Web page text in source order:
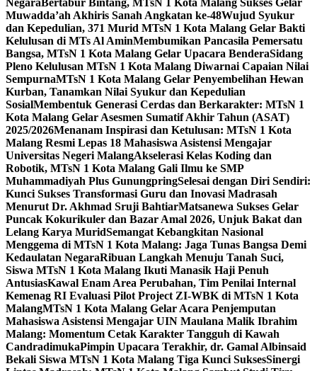
Negara Bertabur Bintang, MTsN 1 Kota Malang Sukses Gelar
Muwadda’ah Akhiris Sanah Angkatan ke-48Wujud Syukur
dan Kepedulian, 371 Murid MTsN 1 Kota Malang Gelar Bakti
Kelulusan di MTs Al AminMembumikan Pancasila Pemersatu
Bangsa, MTsN 1 Kota Malang Gelar Upacara BenderaSidang
Pleno Kelulusan MTsN 1 Kota Malang Diwarnai Capaian Nilai
SempurnaMTsN 1 Kota Malang Gelar Penyembelihan Hewan
Kurban, Tanamkan Nilai Syukur dan Kepedulian
SosialMembentuk Generasi Cerdas dan Berkarakter: MTsN 1
Kota Malang Gelar Asesmen Sumatif Akhir Tahun (ASAT)
2025/2026Menanam Inspirasi dan Ketulusan: MTsN 1 Kota
Malang Resmi Lepas 18 Mahasiswa Asistensi Mengajar
Universitas Negeri MalangAkselerasi Kelas Koding dan
Robotik, MTsN 1 Kota Malang Gali Ilmu ke SMP
Muhammadiyah Plus GunungpringSelesai dengan Diri Sendiri:
Kunci Sukses Transformasi Guru dan Inovasi Madrasah
Menurut Dr. Akhmad Sruji BahtiarMatsanewa Sukses Gelar
Puncak Kokurikuler dan Bazar Amal 2026, Unjuk Bakat dan
Lelang Karya MuridSemangat Kebangkitan Nasional
Menggema di MTsN 1 Kota Malang: Jaga Tunas Bangsa Demi
Kedaulatan NegaraRibuan Langkah Menuju Tanah Suci,
Siswa MTsN 1 Kota Malang Ikuti Manasik Haji Penuh
AntusiasKawal Enam Area Perubahan, Tim Penilai Internal
Kemenag RI Evaluasi Pilot Project ZI-WBK di MTsN 1 Kota
MalangMTsN 1 Kota Malang Gelar Acara Penjemputan
Mahasiswa Asistensi Mengajar UIN Maulana Malik Ibrahim
Malang: Momentum Cetak Karakter Tangguh di Kawah
CandradimukaPimpin Upacara Terakhir, dr. Gamal Albinsaid
Bekali Siswa MTsN 1 Kota Malang Tiga Kunci SuksesSinergi